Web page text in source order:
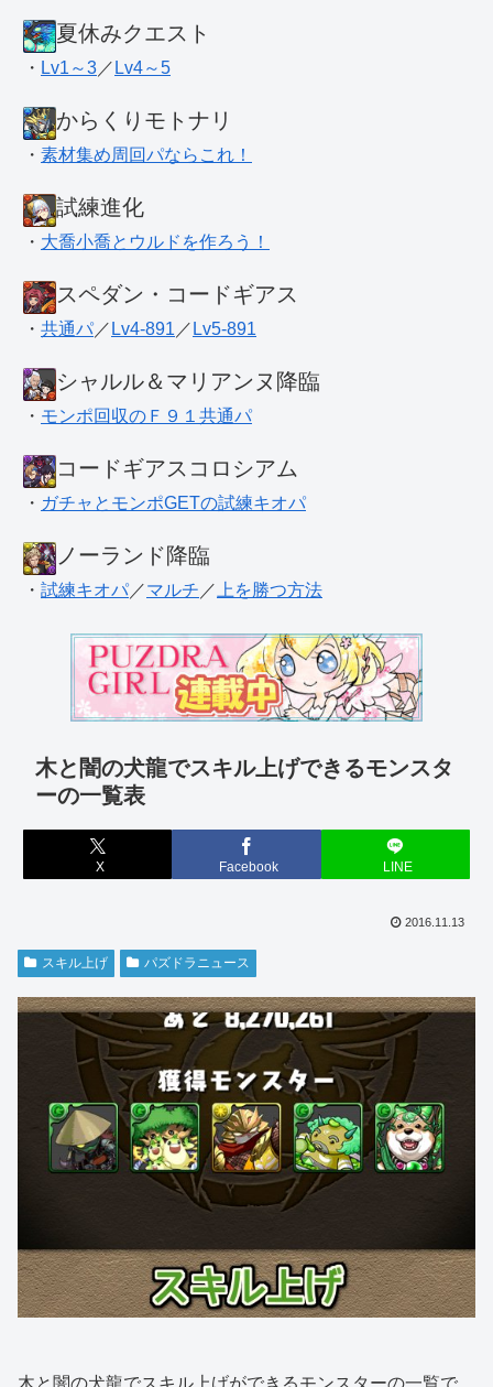
夏休みクエスト
・ Lv1～3 ／ Lv4～5
からくりモトナリ
・ 素材集め周回パならこれ！
試練進化
・ 大喬小喬とウルドを作ろう！
スペダン・コードギアス
・ 共通パ ／ Lv4-891 ／ Lv5-891
シャルル＆マリアンヌ降臨
・ モンポ回収のＦ９１共通パ
コードギアスコロシアム
・ ガチャとモンポGETの試練キオパ
ノーランド降臨
・ 試練キオパ ／マルチ ／ 上を勝つ方法
木と闇の犬龍でスキル上げできるモンスタ
ーの一覧表
X Facebook LINE
2016.11.13
スキル上げ パズドラニュース
木と闇の犬龍でスキル上げができるモンスターの一覧で